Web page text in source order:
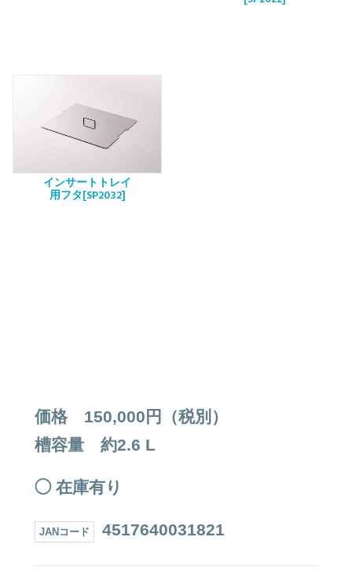
インサートトレイ
用フタ[SP2032]
価格 150,000円（税別）
槽容量 約2.6 L
◯ 在庫有り
JANコード 4517640031821